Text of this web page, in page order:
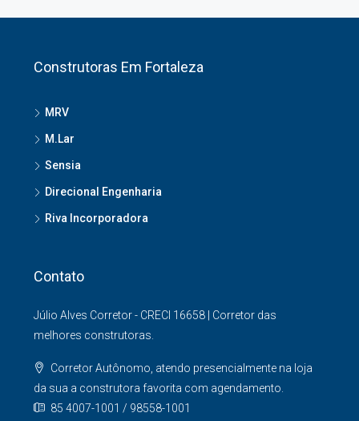
Construtoras Em Fortaleza
MRV
M.Lar
Sensia
Direcional Engenharia
Riva Incorporadora
Contato
Júlio Alves Corretor - CRECI 16658 | Corretor das
melhores construtoras.
Corretor Autônomo, atendo presencialmente na loja
da sua a construtora favorita com agendamento.
85 4007-1001 / 98558-1001